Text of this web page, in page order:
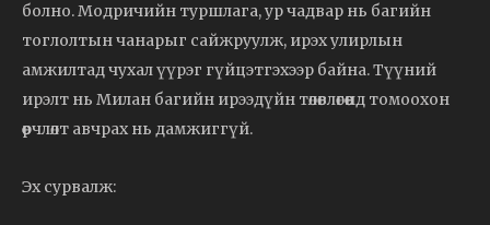
болно. Модричийн туршлага, ур чадвар нь багийн
тоглолтын чанарыг сайжруулж, ирэх улирлын
амжилтад чухал үүрэг гүйцэтгэхээр байна. Түүний
ирэлт нь Милан багийн ирээдүйн төлөвлөгөөнд томоохон
өөрчлөлт авчрах нь дамжиггүй.
Эх сурвалж: